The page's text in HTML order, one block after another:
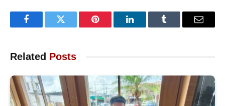
FacebookTwitter Pinterest LinkedInTumblr Email
Related Posts